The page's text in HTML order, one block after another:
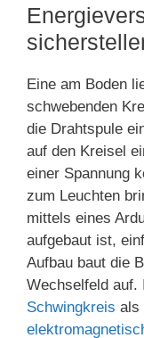
Eine am Boden
schwebenden
die Drahtspule
auf den Kreisel
einer Spannung
zum Leuchten
mittels eines
aufgebaut ist,
Aufbau baut die
Wechselfeld auf.
Schwingkreis als